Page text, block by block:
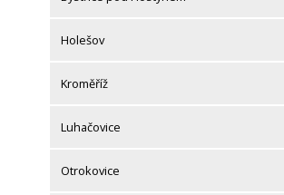
Holešov
Kroměříž
Luhačovice
Otrokovice